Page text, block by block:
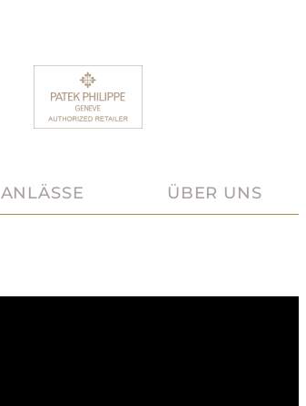
ANLÄSSE ÜBER UNS